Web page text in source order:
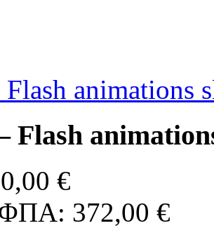
animations
Flash
€
ΦΠΑ: 372,00 €